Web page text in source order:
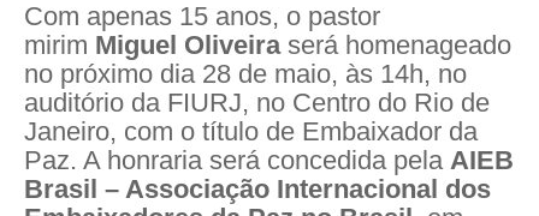
Com apenas 15 anos, o pastor
mirim Miguel Oliveiraserá homenageado
no próximo dia 28 de maio, às 14h, no
auditório da FIURJ, no Centro do Rio de
Janeiro, com o título de Embaixador da
Paz. A honraria será concedida pela AIEB
Brasil – Associação Internacional dos